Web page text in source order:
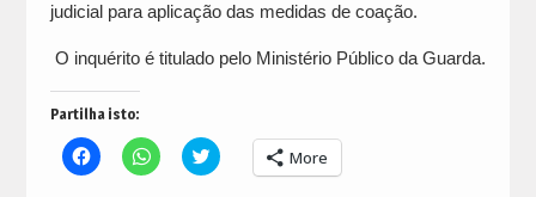
judicial para aplicação das medidas de coação.
O inquérito é titulado pelo Ministério Público da Guarda.
Partilha isto:
Click
to
Click
to
Click
to More